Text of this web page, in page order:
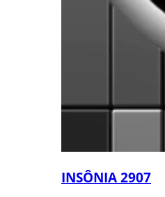
INSÔNIA 2907